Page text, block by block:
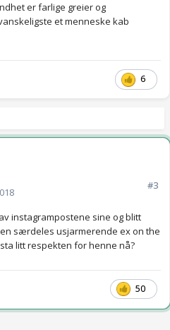
er farlige greier og
et menneske kab
6
#3
instagrampostene sine og blitt
særdeles usjarmerende ex on the
litt respekten for henne nå?
50